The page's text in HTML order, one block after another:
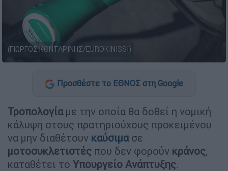
(ΓΙΩΡΓΟΣ ΚΟΝΤΑΡΙΝΗΣ/EUROKINISSI)
Προσθέστε το ΕΘΝΟΣ στη Google
Τροπολογίαμε την οποία θα δοθεί η νομική
κάλυψη στους πρατηριούχους προκειμένου
να μην διαθέτουν καύσιμασε
μοτοσυκλετιστές που δεν φορούν κράνος,
καταθέτει το Υπουργείο Ανάπτυξης.